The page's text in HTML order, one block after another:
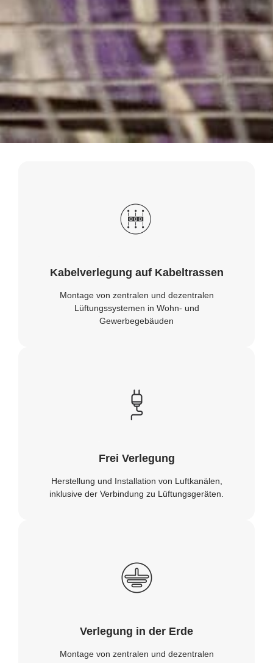
Kabelverlegung auf Kabeltrassen
Montage von zentralen und dezentralen
Lüftungssystemen in Wohn- und
Gewerbegebäuden
Frei Verlegung
Herstellung und Installation von Luftkanälen,
inklusive der Verbindung zu Lüftungsgeräten.
Verlegung in der Erde
Montage von zentralen und dezentralen